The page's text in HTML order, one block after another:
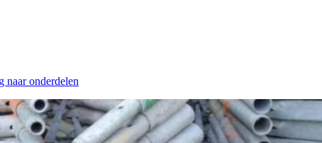
naar onderdelen